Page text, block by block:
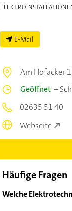
E-Mail
Am Hofacker
Geöffnet–
02635 51 40
Webseite
Häufige Fragen
Welche